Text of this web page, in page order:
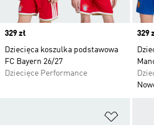
Price
329 zł
Dziecięca koszulka podstawowa
FC Bayern 26/27
Dziecięce Performance
329